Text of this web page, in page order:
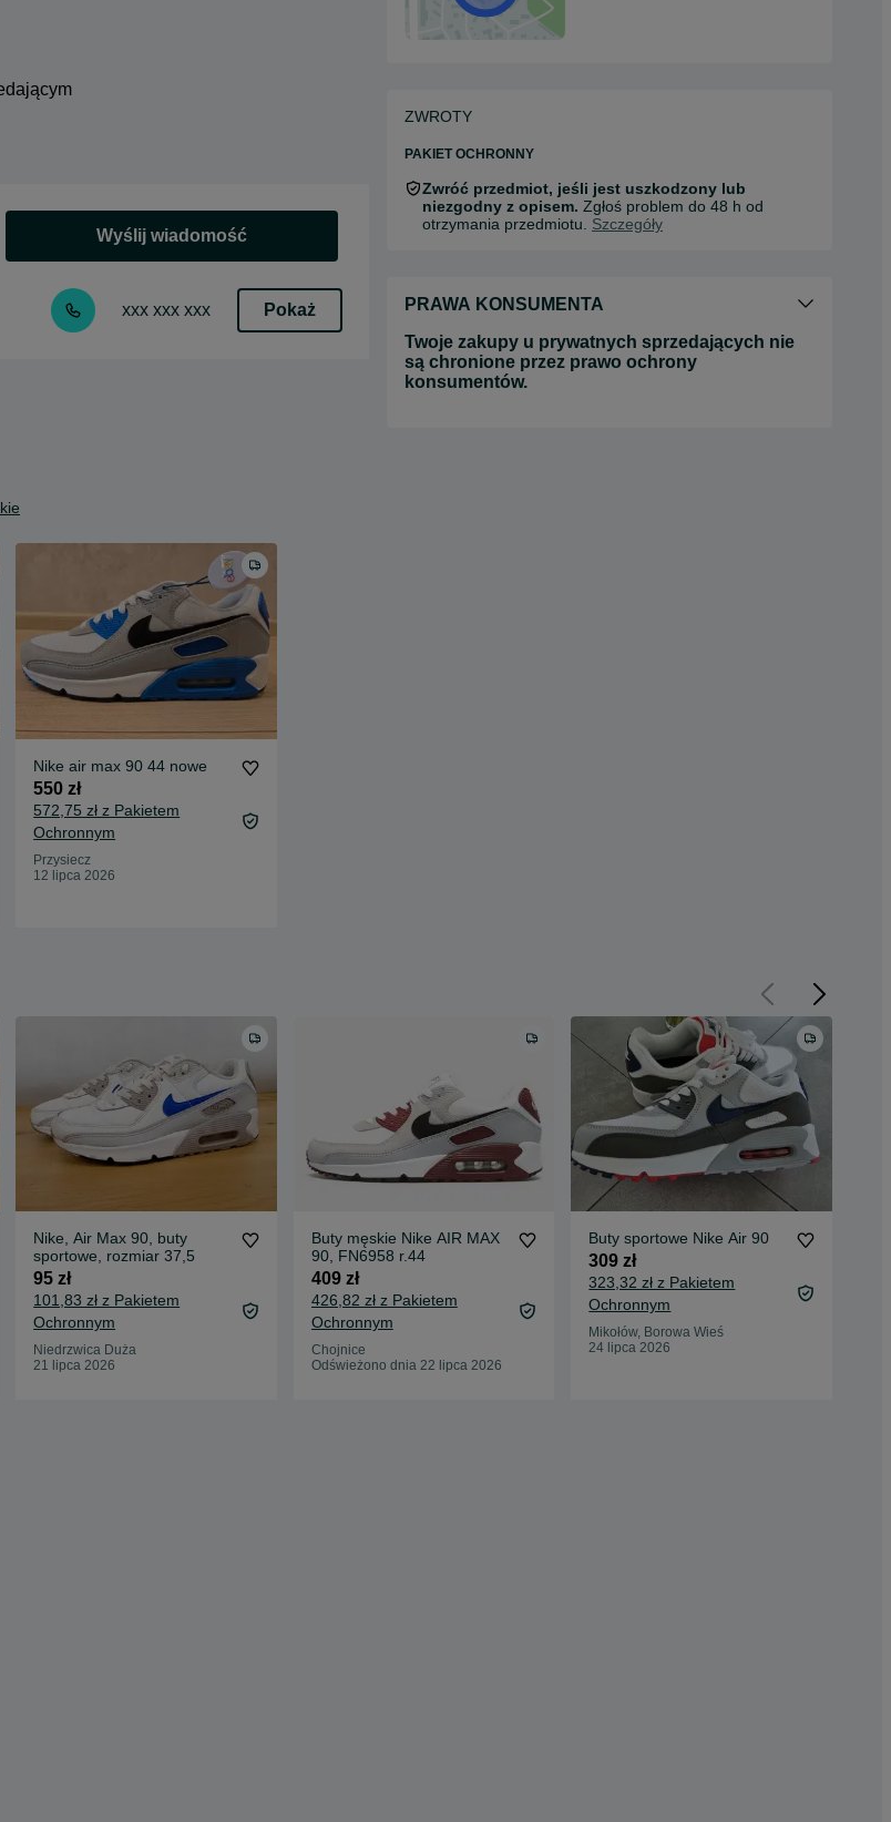
Wyślij wiadomość
xxx xxx xxx Pokaż
ZWROTY
PAKIET OCHRONNY
Zwróć przedmiot, jeśli jest uszkodzony lub
niezgodny z opisem. Zgłoś problem do 48 h od
otrzymania przedmiotu. Szczegóły
PRAWA KONSUMENTA
Twoje zakupy u prywatnych sprzedających nie
są chronione przez prawo ochrony
konsumentów.
Nike air max 90 44 nowe
550 zł
572,75 zł z Pakietem
Ochronnym
Przysiecz
12 lipca 2026
Nike, Air Max 90, buty
sportowe, rozmiar 37,5
95 zł
101,83 zł z Pakietem
Ochronnym
Niedrzwica Duża
21 lipca 2026
Buty męskie Nike AIR MAX
90, FN6958 r.44
409 zł
426,82 zł z Pakietem
Ochronnym
Chojnice
Odświeżono dnia 22 lipca 2026
Buty sportowe Nike Air 90
309 zł
323,32 zł z Pakietem
Ochronnym
Mikołów, Borowa Wieś
24 lipca 2026